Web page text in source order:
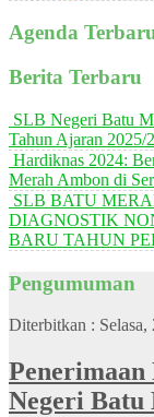
Agenda
Berita Terbaru
SLB Negeri Batu
Tahun Ajaran 2025/
Hardiknas 2024:
Merah Ambon di
SLB BATU
DIAGNOSTIK
BARU TAHUN
Pengumuman
Diterbitkan :
Negeri Batu